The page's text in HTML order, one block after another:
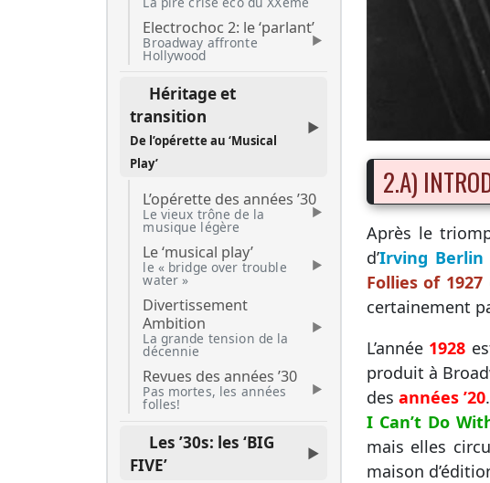
Electrochoc 2: le ‘parlant’
Broadway affronte
Hollywood
Héritage et
transition
De l’opérette au ‘Musical
Play’
L’opérette des années ’30
Le vieux trône de la
musique légère
Le ‘musical play’
le « bridge over trouble
water »
Divertissement
Ambition
La grande tension de la
décennie
Revues des années ’30
Pas mortes, les années
folles!
Les ’30s: les ‘BIG
FIVE’
2.A)
Après le
d’Irving Berlin
Follies of 1927
certainement
L’année 1928
produit à
des années ’20
I Can’t Do
mais elles
maison